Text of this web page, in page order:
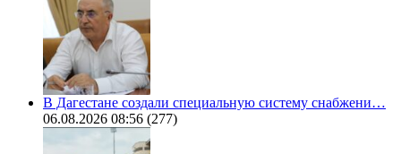
В Дагестане создали специальную систему снабжени…
06.08.2026 08:56 (277)